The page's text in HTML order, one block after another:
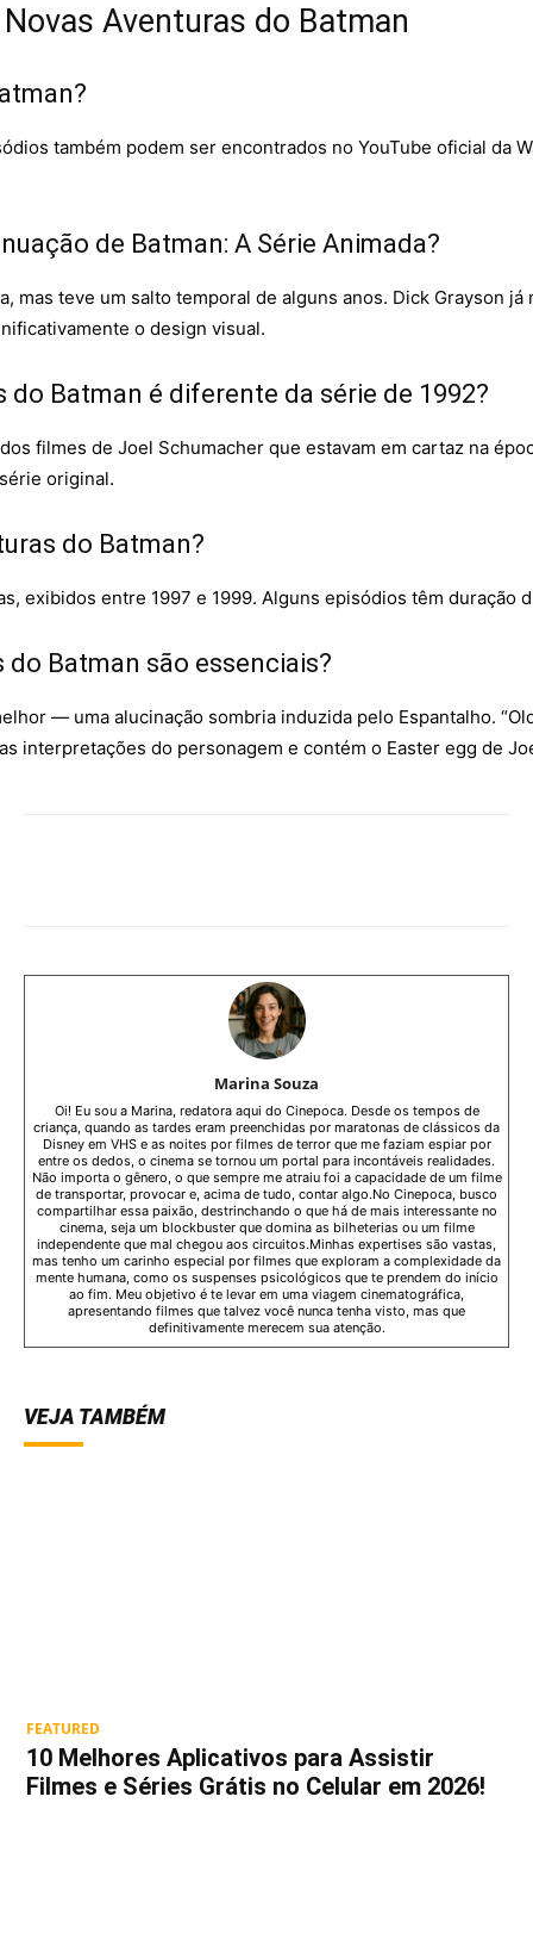
Aventuras do Batman
também podem ser encontrados no YouTube oficial da
de Batman: A Série Animada?
mas teve um salto temporal de alguns anos. Dick Grayson
o design visual.
Batman é diferente da série de 1992?
filmes de Joel Schumacher que estavam em cartaz na
original.
do Batman?
exibidos entre 1997 e 1999. Alguns episódios têm
do Batman são essenciais?
— uma alucinação sombria induzida pelo Espantalho.
interpretações do personagem e contém o Easter egg de
Marina Souza
Oi! Eu sou a Marina, redatora aqui do Cinepoca. Desde os tempos de
criança, quando as tardes eram preenchidas por maratonas de clássicos da
Disney em VHS e as noites por filmes de terror que me faziam espiar por
entre os dedos, o cinema se tornou um portal para incontáveis realidades.
Não importa o gênero, o que sempre me atraiu foi a capacidade de um filme
de transportar, provocar e, acima de tudo, contar algo.No Cinepoca, busco
compartilhar essa paixão, destrinchando o que há de mais interessante no
cinema, seja um blockbuster que domina as bilheterias ou um filme
independente que mal chegou aos circuitos.Minhas expertises são vastas,
mas tenho um carinho especial por filmes que exploram a complexidade da
mente humana, como os suspenses psicológicos que te prendem do início
ao fim. Meu objetivo é te levar em uma viagem cinematográfica,
apresentando filmes que talvez você nunca tenha visto, mas que
definitivamente merecem sua atenção.
VEJA TAMBÉM
FEATURED
10 Melhores Aplicativos para Assistir
Filmes e Séries Grátis no Celular em 2026!